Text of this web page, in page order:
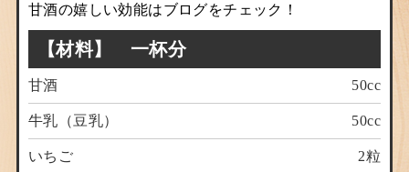
甘酒の嬉しい効能はブログをチェック！
【材料】 一杯分
甘酒 50cc
牛乳（豆乳） 50cc
いちご 2粒